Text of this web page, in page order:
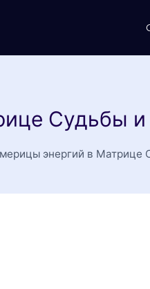
Судьбы и
энергий в Матрице